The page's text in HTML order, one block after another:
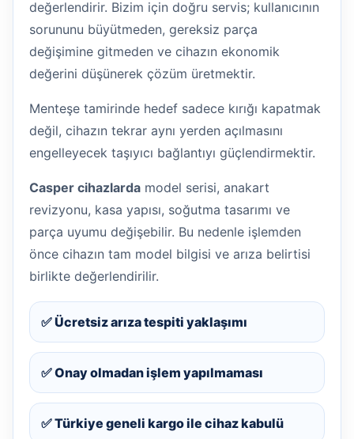
değerlendirir. Bizim için doğru servis; kullanıcının
sorununu büyütmeden, gereksiz parça
değişimine gitmeden ve cihazın ekonomik
değerini düşünerek çözüm üretmektir.
Menteşe tamirinde hedef sadece kırığı kapatmak
değil, cihazın tekrar aynı yerden açılmasını
engelleyecek taşıyıcı bağlantıyı güçlendirmektir.
Casper cihazlarda model serisi, anakart
revizyonu, kasa yapısı, soğutma tasarımı ve
parça uyumu değişebilir. Bu nedenle işlemden
önce cihazın tam model bilgisi ve arıza belirtisi
birlikte değerlendirilir.
✅ Ücretsiz arıza tespiti yaklaşımı
✅ Onay olmadan işlem yapılmaması
✅ Türkiye geneli kargo ile cihaz kabulü